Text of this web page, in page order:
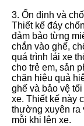
3. Ổn định và
Thiết kế đáy
đảm bảo từng
chắn vào ghế,
quá trình lái xe
cho trẻ em, sản
chặn hiệu quả
ghế và bảo vệ
xe. Thiết kế này
thường xuyên ra
mỗi khi lên xe.